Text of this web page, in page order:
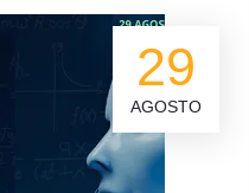
29
AGOSTO